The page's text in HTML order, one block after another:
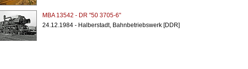
MBA 13542 - DR "50 3705-6"
24.12.1984 - Halberstadt, Bahnbetriebswerk [DDR]